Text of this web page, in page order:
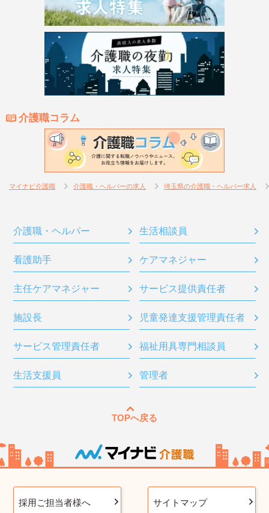
介護職コラム
マイナビ介護職 介護職・ヘルパーの求人 埼玉県の介護職・ヘルパー求人
介護職・ヘルパー 生活相談員
看護助手 ケアマネジャー
主任ケアマネジャー サービス提供責任者
施設長 児童発達支援管理責任者
サービス管理責任者 福祉用具専門相談員
生活支援員 管理者
TOPへ戻る
採用ご担当者様へ サイトマップ